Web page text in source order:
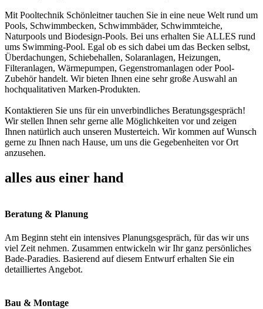
Mit Pooltechnik Schönleitner tauchen Sie in eine neue Welt rund um
Pools, Schwimmbecken, Schwimmbäder, Schwimmteiche,
Naturpools und Biodesign-Pools. Bei uns erhalten Sie ALLES rund
ums Swimming-Pool. Egal ob es sich dabei um das Becken selbst,
Überdachungen, Schiebehallen, Solaranlagen, Heizungen,
Filteranlagen, Wärmepumpen, Gegenstromanlagen oder Pool-
Zubehör handelt. Wir bieten Ihnen eine sehr große Auswahl an
hochqualitativen Marken-Produkten.
Kontaktieren Sie uns für ein unverbindliches Beratungsgespräch!
Wir stellen Ihnen sehr gerne alle Möglichkeiten vor und zeigen
Ihnen natürlich auch unseren Musterteich. Wir kommen auf Wunsch
gerne zu Ihnen nach Hause, um uns die Gegebenheiten vor Ort
anzusehen.
alles aus einer hand
Beratung & Planung
Am Beginn steht ein intensives Planungsgespräch, für das wir uns
viel Zeit nehmen. Zusammen entwickeln wir Ihr ganz persönliches
Bade-Paradies. Basierend auf diesem Entwurf erhalten Sie ein
detailliertes Angebot.
Bau & Montage